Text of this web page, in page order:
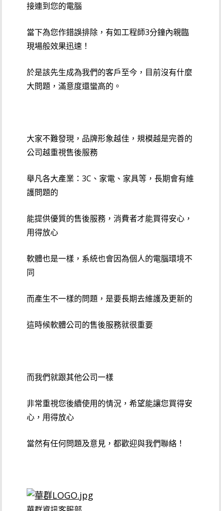
接連到您的電腦
當下為您作錯誤排除，有如工程師3分鐘內親臨
現場般效果迅速！
於是該先生成為我們的客戶至今，目前沒有什麼
大問題，滿意度還蠻高的。
大家不難發現，品牌形象越佳，規模越是完善的
公司越重視售後服務
舉凡各大產業：3C、家電、家具等，長期會有維
護問題的
能提供優質的售後服務，消費者才能買得安心，
用得放心
軟體也是一樣，系統也會因為個人的電腦環境不
同
而產生不一樣的問題，是要長期去維護及更新的
這時候軟體公司的售後服務就很重要
而我們就跟其他公司一樣
非常重視您後續使用的情況，希望能讓您買得安
心，用得放心
當然有任何問題及意見，都歡迎與我們聯絡！